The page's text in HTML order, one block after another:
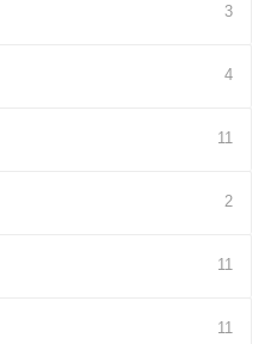
3
4
11
2
11
11